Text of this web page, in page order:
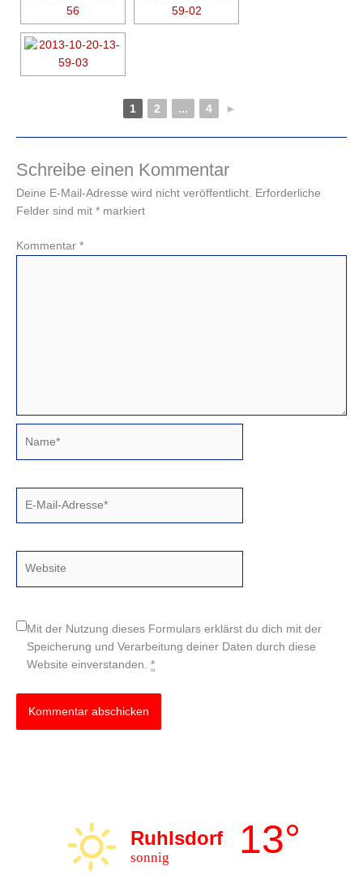
1 2 ... 4 ►
Schreibe einen Kommentar
Deine E-Mail-Adresse wird nicht veröffentlicht. Erforderliche
Felder sind mit * markiert
Kommentar *
Mit der Nutzung dieses Formulars erklärst du dich mit der
Speicherung und Verarbeitung deiner Daten durch diese
Website einverstanden. *
Ruhlsdorf
sonnig 13°